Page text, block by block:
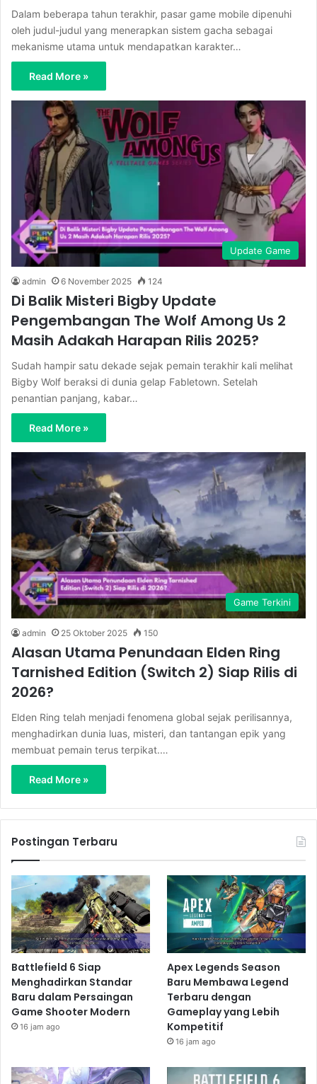
Dalam beberapa tahun terakhir, pasar game mobile dipenuhi
oleh judul-judul yang menerapkan sistem gacha sebagai
mekanisme utama untuk mendapatkan karakter…
Read More »
Update Game
admin 6 November 2025 124
Di Balik Misteri Bigby Update
Pengembangan The Wolf Among Us 2
Masih Adakah Harapan Rilis 2025?
Sudah hampir satu dekade sejak pemain terakhir kali melihat
Bigby Wolf beraksi di dunia gelap Fabletown. Setelah
penantian panjang, kabar…
Read More »
Game Terkini
admin 25 Oktober 2025 150
Alasan Utama Penundaan Elden Ring
Tarnished Edition (Switch 2) Siap Rilis di
2026?
Elden Ring telah menjadi fenomena global sejak perilisannya,
menghadirkan dunia luas, misteri, dan tantangan epik yang
membuat pemain terus terpikat.…
Read More »
Postingan Terbaru
Battlefield 6 Siap
Menghadirkan Standar
Baru dalam Persaingan
Game Shooter Modern
16 jam ago
Apex Legends Season
Baru Membawa Legend
Terbaru dengan
Gameplay yang Lebih
Kompetitif
16 jam ago